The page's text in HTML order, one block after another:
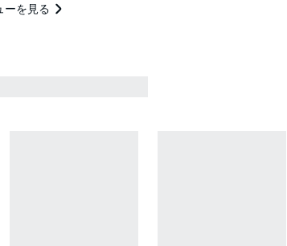
ーを見る